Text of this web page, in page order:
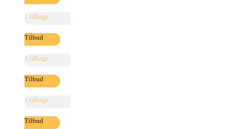
1 tilbage
Tilbud
1 tilbage
Tilbud
1 tilbage
Tilbud